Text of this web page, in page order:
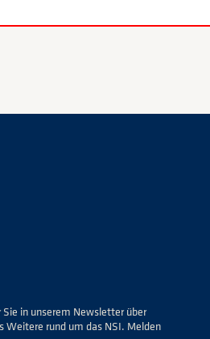
in unserem Newsletter über
Weitere rund um das NSI. Melden